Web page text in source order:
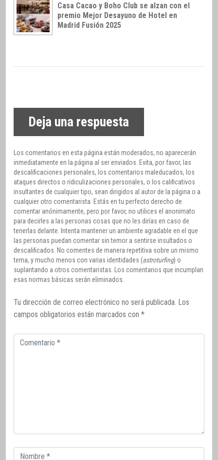
Casa Cacao y Boho Club se alzan con el
premio Mejor Desayuno de Hotel en
Madrid Fusión 2025
Deja una respuesta
Los comentarios en esta página están moderados, no aparecerán
inmediatamente en la página al ser enviados. Evita, por favor, las
descalificaciones personales, los comentarios maleducados, los
ataques directos o ridiculizaciones personales, o los calificativos
insultantes de cualquier tipo, sean dirigidos al autor de la página o a
cualquier otro comentarista. Estás en tu perfecto derecho de
comentar anónimamente, pero por favor, no utilices el anonimato
para decirles a las personas cosas que no les dirías en caso de
tenerlas delante. Intenta mantener un ambiente agradable en el que
las personas puedan comentar sin temor a sentirse insultados o
descalificados. No comentes de manera repetitiva sobre un mismo
tema, y mucho menos con varias identidades (astroturfing) o
suplantando a otros comentaristas. Los comentarios que incumplan
esas normas básicas serán eliminados.
Tu dirección de correo electrónico no será publicada. Los
campos obligatorios están marcados con *
Comentario
Correo